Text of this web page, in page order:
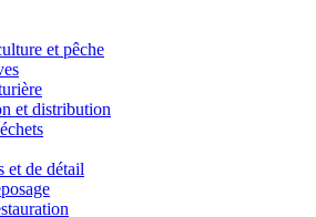
et pêche
et distribution
et de détail